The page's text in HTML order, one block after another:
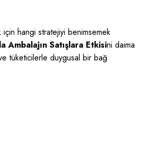
hangi stratejiyi benimsemek
Ambalajın Satışlara Etkisini daima
tüketicilerle duygusal bir bağ